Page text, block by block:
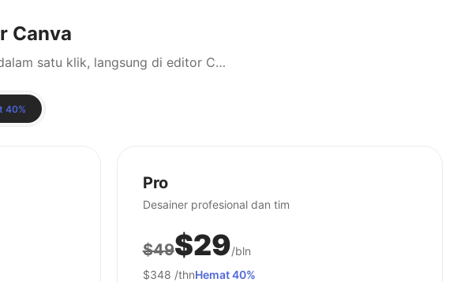
Canva
Ubah screenshot menjadi desain Canva yang dapat diedit dalam satu klik, langsung di editor Canva.
40%
Pro
Desainer profesional dan tim
$49$29/bln
$348 /thnHemat 40%